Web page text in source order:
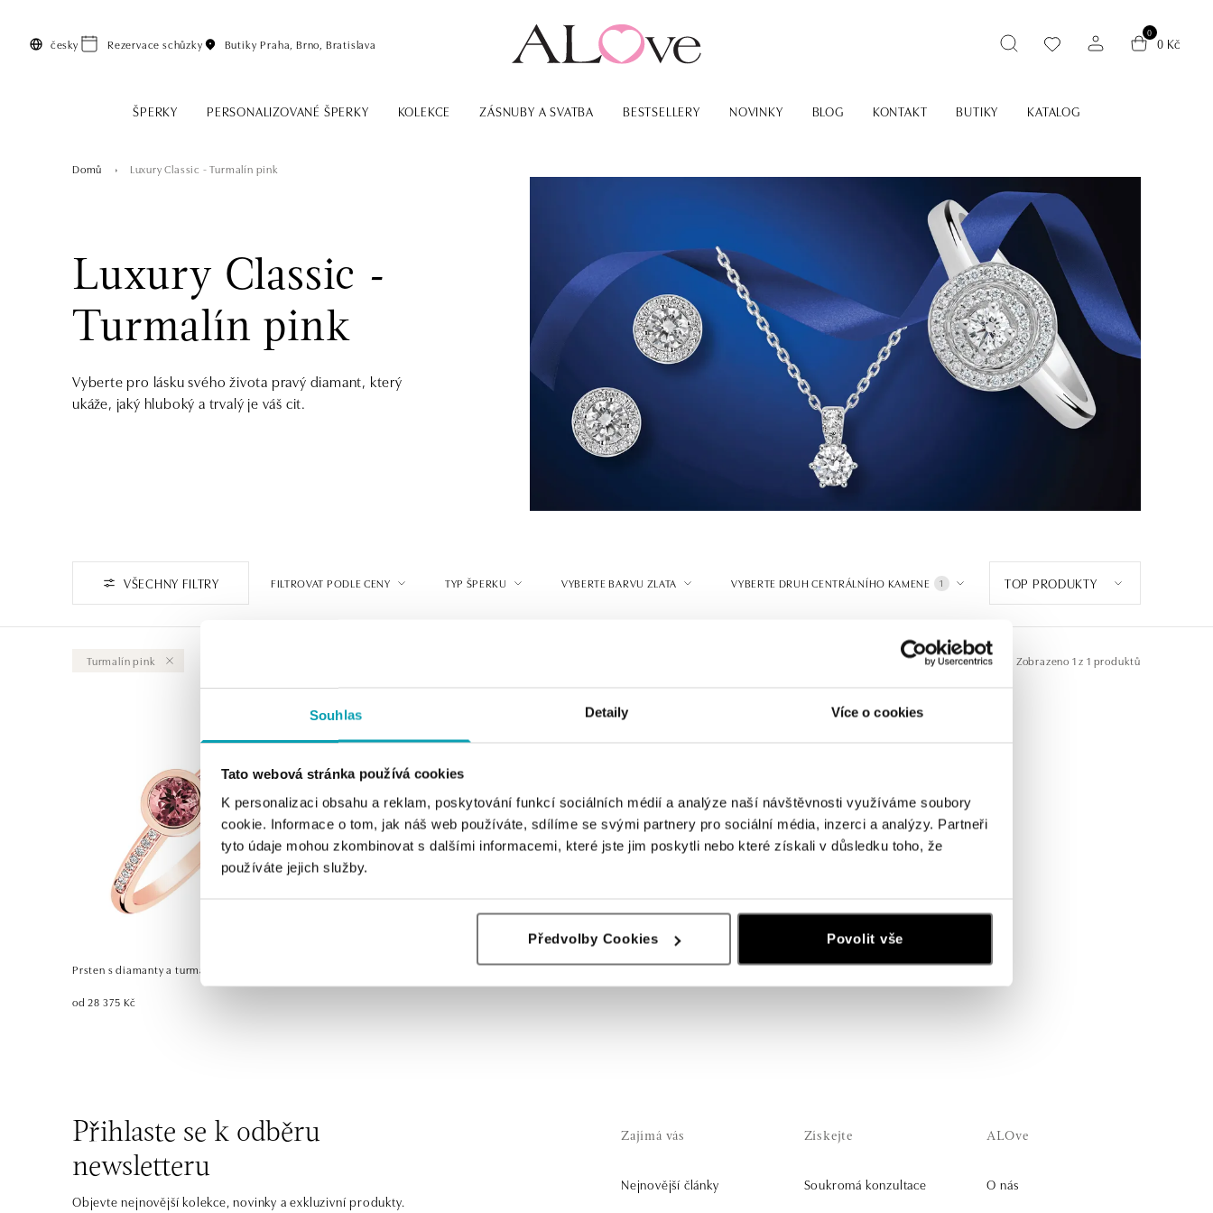
Souhlas Detaily Více o cookies
Tato webová stránka používá cookies
K personalizaci obsahu a reklam, poskytování funkcí sociálních médií a analýze naší návštěvnosti využíváme soubory
cookie. Informace o tom, jak náš web používáte, sdílíme se svými partnery pro sociální média, inzerci a analýzy. Partneři
tyto údaje mohou zkombinovat s dalšími informacemi, které jste jim poskytli nebo které získali v důsledku toho, že
používáte jejich služby.
Předvolby Cookies Povolit vše
česky Rezervace schůzky Butiky Praha, Brno, Bratislava
0
0 Kč
ŠPERKY PERSONALIZOVANÉ ŠPERKY KOLEKCE ZÁSNUBY A SVATBA BESTSELLERY NOVINKY BLOG KONTAKT BUTIKY KATALOG
Domů Luxury Classic - Turmalín pink
Luxury Classic -
Turmalín pink
Vyberte pro lásku svého života pravý diamant, který
ukáže, jaký hluboký a trvalý je váš cit.
VŠECHNY FILTRY FILTROVAT PODLE CENY TYP ŠPERKU VYBERTE BARVU ZLATA VYBERTE DRUH CENTRÁLNÍHO KAMENE 1 TOP PRODUKTY
Turmalín pink Zobrazeno 1 z 1 produktů
Prsten s diamanty a turmalínem Regal Sparkle
od 28 375 Kč
Přihlaste se k odběru
newsletteru
Objevte nejnovější kolekce, novinky a exkluzivní produkty.
Zajímá vás
Nejnovější články
Získejte
Soukromá konzultace
ALOve
O nás